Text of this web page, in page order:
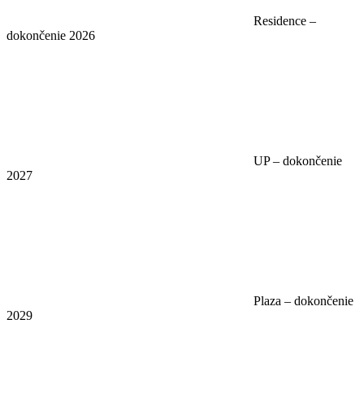
Residence –
dokončenie 2026
UP – dokončenie
2027
Plaza – dokončenie
2029